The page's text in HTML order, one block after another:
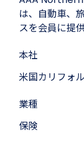
は、自動車、
スを会員に提
本社
米国カリフォ
業種
保険